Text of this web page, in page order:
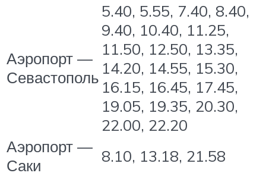
Аэропорт —
Севастополь
5.40, 5.55, 7.40, 8.40,
9.40, 10.40, 11.25,
11.50, 12.50, 13.35,
14.20, 14.55, 15.30,
16.15, 16.45, 17.45,
19.05, 19.35, 20.30,
22.00, 22.20
Аэропорт —
Саки
8.10, 13.18, 21.58